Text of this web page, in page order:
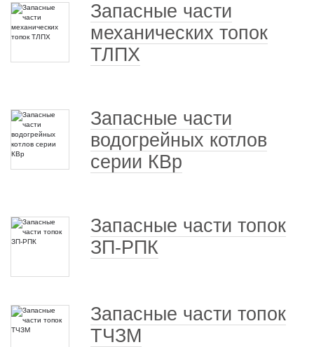
Запасные части
механических топок
ТЛПХ
Запасные части
водогрейных котлов
серии КВр
Запасные части топок
ЗП-РПК
Запасные части топок
ТЧЗМ